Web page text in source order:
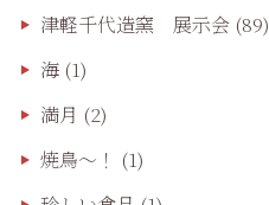
津軽千代造窯 展示会(89)
海(1)
満月 (2)
焼鳥〜！ (1)